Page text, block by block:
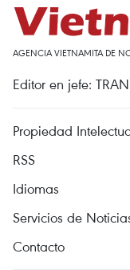
AGENCIA VIETNAMITA DE
Editor en jefe:
Propiedad
RSS
Idiomas
Servicios de
Contacto